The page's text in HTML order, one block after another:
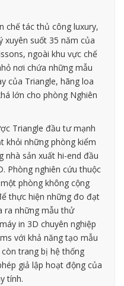
chế tác thủ công luxury,
xuyên suốt 35 năm của
ngoài khu vực chế
nơi chứa những mẫu
của Triangle, hãng loa
lớn cho phòng Nghiên
Triangle đầu tư mạnh
khỏi những phòng kiểm
nhà sản xuất hi-end đầu
Phòng nghiên cứu thuộc
phòng không cộng
thực hiện những đo đạt
ra những mẫu thử
in 3D chuyên nghiệp
với khả năng tạo mẫu
trang bị hệ thống
giả lập hoạt động của
tính.